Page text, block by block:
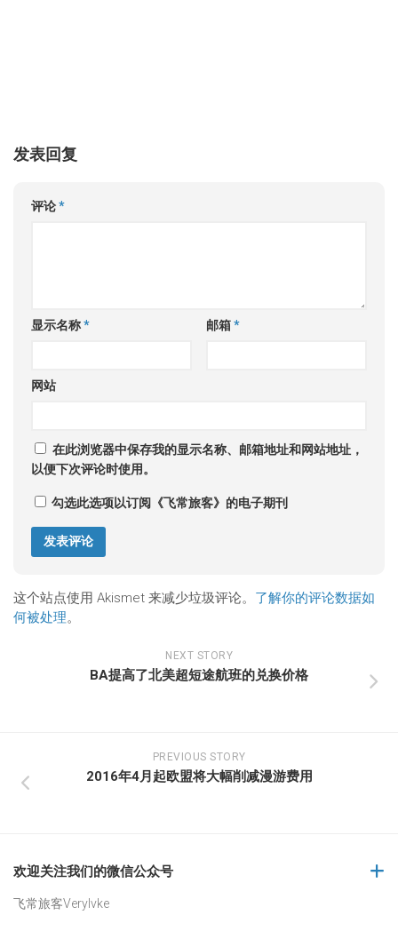
发表回复
评论*
显示名称* 邮箱*
网站
在此浏览器中保存我的显示名称、邮箱地址和网站地址，
以便下次评论时使用。
勾选此选项以订阅《飞常旅客》的电子期刊
这个站点使用 Akismet 来减少垃圾评论。 了解你的评论数据如
何被处理。
NEXT STORY
BA提高了北美超短途航班的兑换价格
PREVIOUS STORY
2016年4月起欧盟将大幅削减漫游费用
欢迎关注我们的微信公众号
飞常旅客Verylvke